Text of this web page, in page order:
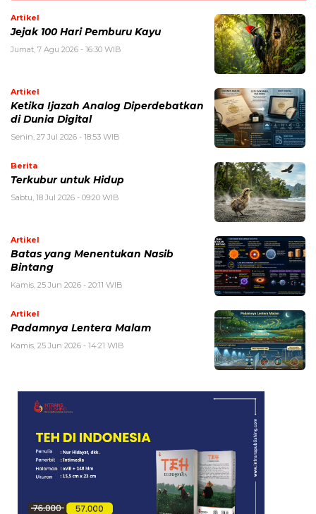
Artikel
Jejak 100 Hari Pemburu Kayu
Jumat, 7 Agu 2026 - 16:30 WIB
Artikel
Ketika Ijazah Analog Diperdebatkan
di Dunia Digital
Senin, 27 Jul 2026 - 18:53 WIB
Berita
Terkubur untuk Hidup
Sabtu, 18 Jul 2026 - 09:20 WIB
Artikel
Batas yang Menentukan Nasib
Bintang
Kamis, 25 Jun 2026 - 20:11 WIB
Artikel
Padamnya Lentera Malam
Kamis, 25 Jun 2026 - 14:21 WIB